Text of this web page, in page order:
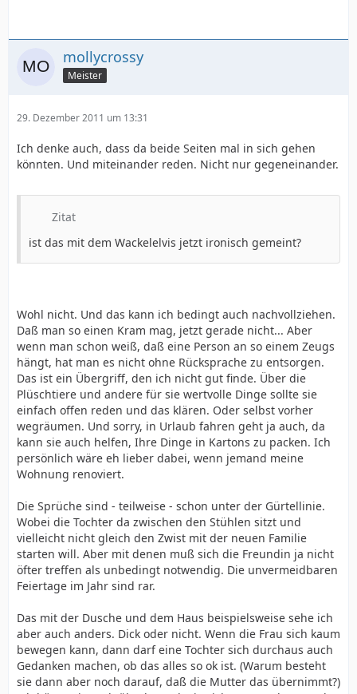
mollycrossy
Meister
29. Dezember 2011 um 13:31
Ich denke auch, dass da beide Seiten mal in sich gehen
könnten. Und miteinander reden. Nicht nur gegeneinander.
Zitat
ist das mit dem Wackelelvis jetzt ironisch gemeint?
Wohl nicht. Und das kann ich bedingt auch nachvollziehen.
Daß man so einen Kram mag, jetzt gerade nicht... Aber
wenn man schon weiß, daß eine Person an so einem Zeugs
hängt, hat man es nicht ohne Rücksprache zu entsorgen.
Das ist ein Übergriff, den ich nicht gut finde. Über die
Plüschtiere und andere für sie wertvolle Dinge sollte sie
einfach offen reden und das klären. Oder selbst vorher
wegräumen. Und sorry, in Urlaub fahren geht ja auch, da
kann sie auch helfen, Ihre Dinge in Kartons zu packen. Ich
persönlich wäre eh lieber dabei, wenn jemand meine
Wohnung renoviert.
Die Sprüche sind - teilweise - schon unter der Gürtellinie.
Wobei die Tochter da zwischen den Stühlen sitzt und
vielleicht nicht gleich den Zwist mit der neuen Familie
starten will. Aber mit denen muß sich die Freundin ja nicht
öfter treffen als unbedingt notwendig. Die unvermeidbaren
Feiertage im Jahr sind rar.
Das mit der Dusche und dem Haus beispielsweise sehe ich
aber auch anders. Dick oder nicht. Wenn die Frau sich kaum
bewegen kann, dann darf eine Tochter sich durchaus auch
Gedanken machen, ob das alles so ok ist. (Warum besteht
sie dann aber noch darauf, daß die Mutter das übernimmt?)